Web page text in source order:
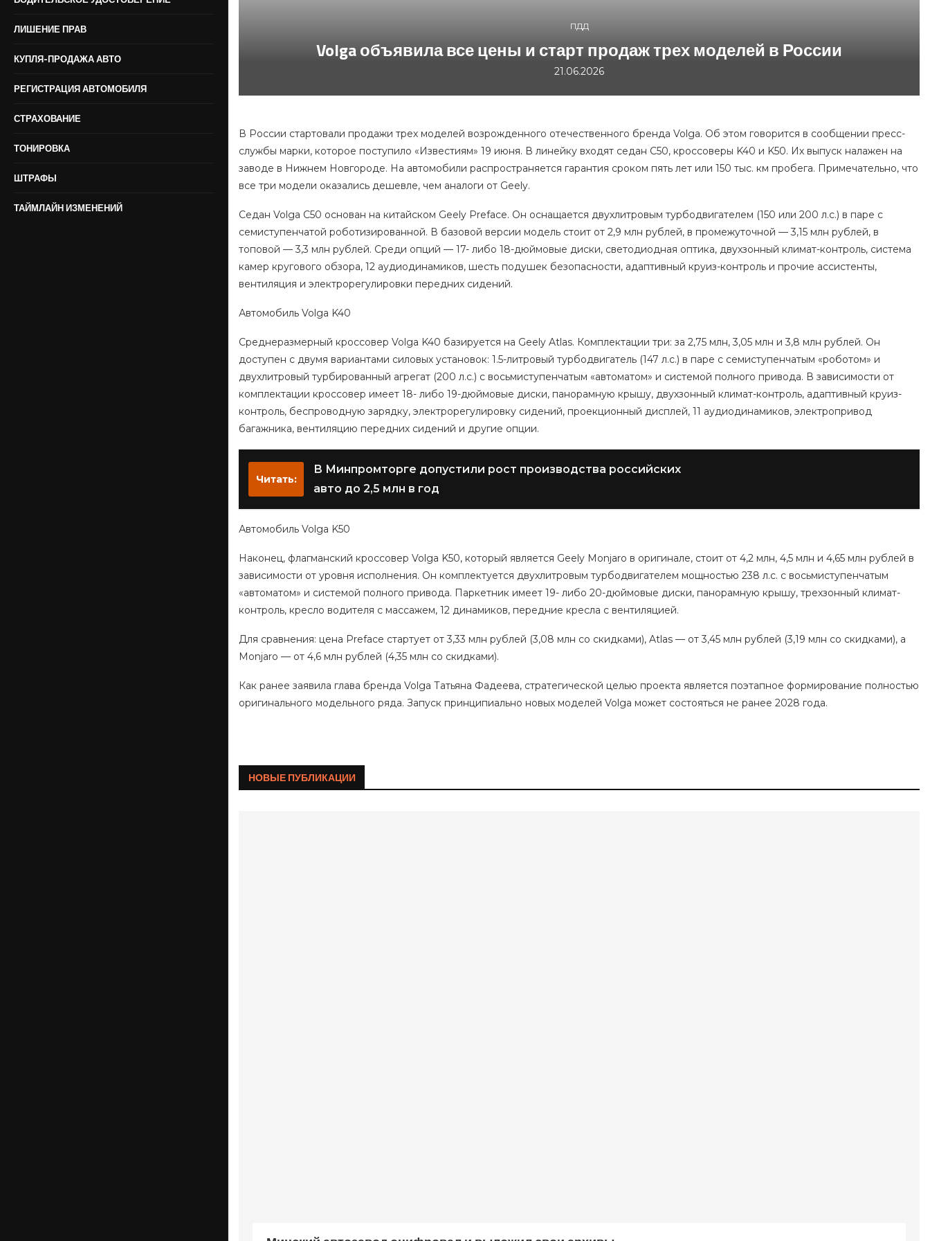
ЛИШЕНИЕ ПРАВ
КУПЛЯ-ПРОДАЖА АВТО
РЕГИСТРАЦИЯ АВТОМОБИЛЯ
СТРАХОВАНИЕ
ТОНИРОВКА
ШТРАФЫ
ТАЙМЛАЙН ИЗМЕНЕНИЙ
ПДД
Volga объявила все цены и старт продаж трех моделей в России
21.06.2026
В России стартовали продажи трех моделей возрожденного отечественного бренда Volga. Об этом говорится в сообщении пресс-
службы марки, которое поступило «Известиям» 19 июня. В линейку входят седан C50, кроссоверы K40 и K50. Их выпуск налажен на
заводе в Нижнем Новгороде. На автомобили распространяется гарантия сроком пять лет или 150 тыс. км пробега. Примечательно, что
все три модели оказались дешевле, чем аналоги от Geely.
Седан Volga C50 основан на китайском Geely Preface. Он оснащается двухлитровым турбодвигателем (150 или 200 л.с.) в паре с
семиступенчатой роботизированной. В базовой версии модель стоит от 2,9 млн рублей, в промежуточной — 3,15 млн рублей, в
топовой — 3,3 млн рублей. Среди опций — 17- либо 18-дюймовые диски, светодиодная оптика, двухзонный климат-контроль, система
камер кругового обзора, 12 аудиодинамиков, шесть подушек безопасности, адаптивный круиз-контроль и прочие ассистенты,
вентиляция и электрорегулировки передних сидений.
Автомобиль Volga K40
Среднеразмерный кроссовер Volga K40 базируется на Geely Atlas. Комплектации три: за 2,75 млн, 3,05 млн и 3,8 млн рублей. Он
доступен с двумя вариантами силовых установок: 1.5-литровый турбодвигатель (147 л.с.) в паре с семиступенчатым «роботом» и
двухлитровый турбированный агрегат (200 л.с.) с восьмиступенчатым «автоматом» и системой полного привода. В зависимости от
комплектации кроссовер имеет 18- либо 19-дюймовые диски, панорамную крышу, двухзонный климат-контроль, адаптивный круиз-
контроль, беспроводную зарядку, электрорегулировку сидений, проекционный дисплей, 11 аудиодинамиков, электропривод
багажника, вентиляцию передних сидений и другие опции.
Читать:
В Минпромторге допустили рост производства российских
авто до 2,5 млн в год
Автомобиль Volga K50
Наконец, флагманский кроссовер Volga K50, который является Geely Monjaro в оригинале, стоит от 4,2 млн, 4,5 млн и 4,65 млн рублей в
зависимости от уровня исполнения. Он комплектуется двухлитровым турбодвигателем мощностью 238 л.с. с восьмиступенчатым
«автоматом» и системой полного привода. Паркетник имеет 19- либо 20-дюймовые диски, панорамную крышу, трехзонный климат-
контроль, кресло водителя с массажем, 12 динамиков, передние кресла с вентиляцией.
Для сравнения: цена Preface стартует от 3,33 млн рублей (3,08 млн со скидками), Atlas — от 3,45 млн рублей (3,19 млн со скидками), а
Monjaro — от 4,6 млн рублей (4,35 млн со скидками).
Как ранее заявила глава бренда Volga Татьяна Фадеева, стратегической целью проекта является поэтапное формирование полностью
оригинального модельного ряда. Запуск принципиально новых моделей Volga может состояться не ранее 2028 года.
НОВЫЕ ПУБЛИКАЦИИ